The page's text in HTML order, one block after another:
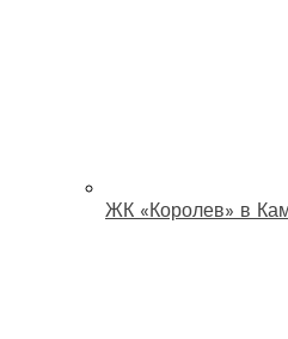
ЖК «Королев» в